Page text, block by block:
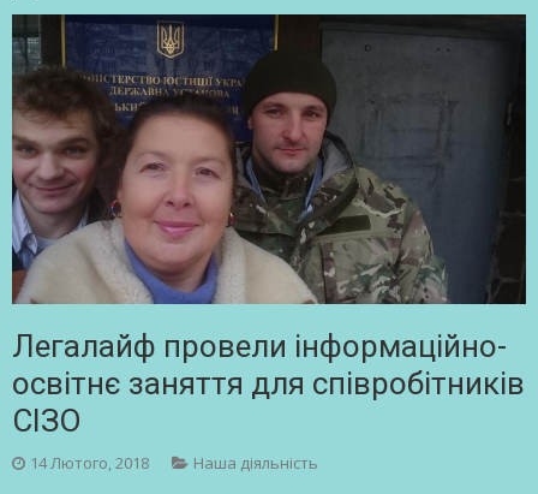
Легалайф провели інформаційно-
освітнє заняття для співробітників
СІЗО
14 Лютого, 2018 Наша діяльність